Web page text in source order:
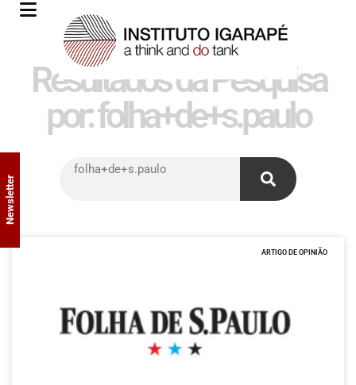
Resultados da Pesquisa
por: folha+de+s.paulo
ARTIGO DE OPINIÃO
Newsletter